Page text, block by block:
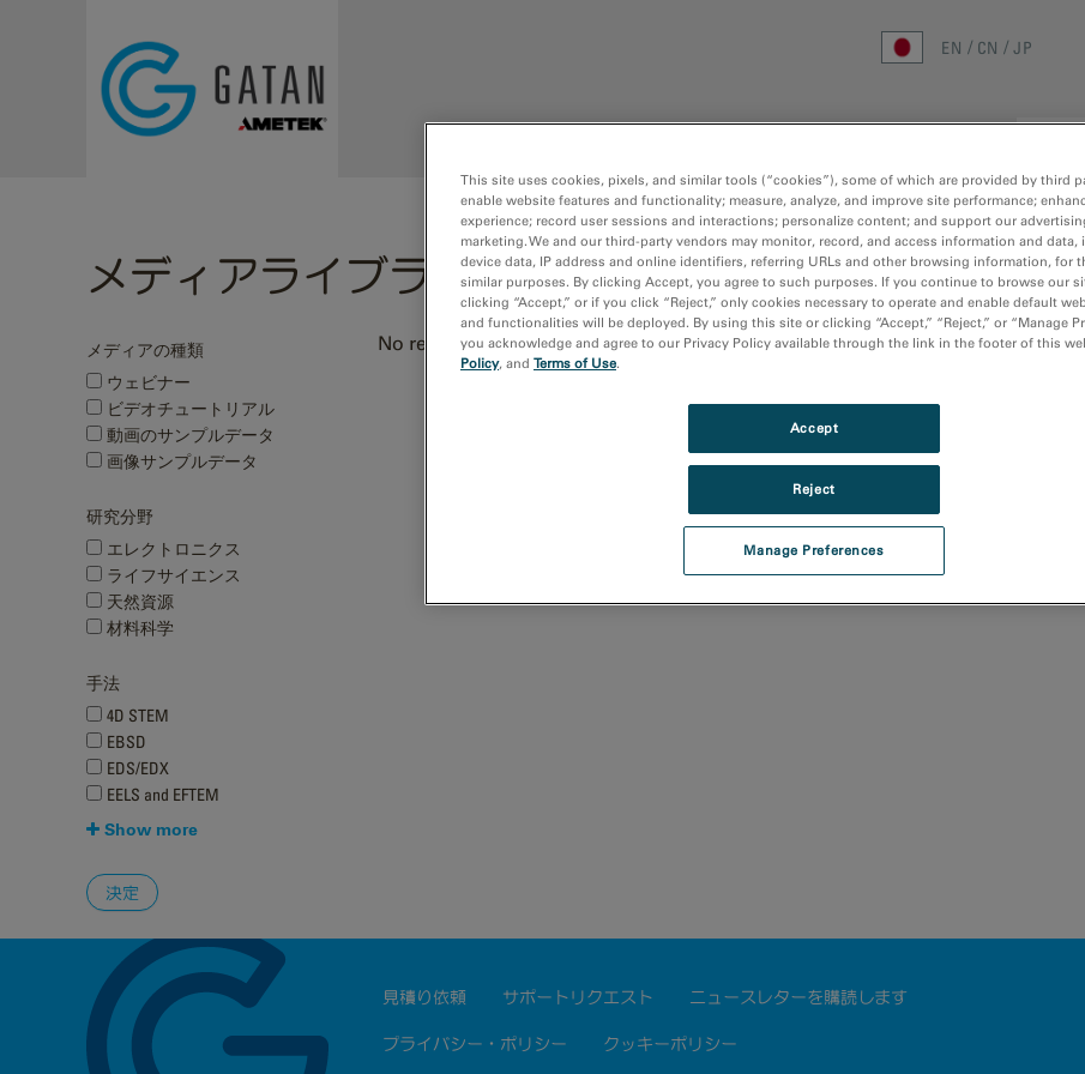
EN CN JP
メディアライブラリ
メディアの種類
ウェビナー
ビデオチュートリアル
動画のサンプルデータ
画像サンプルデータ
研究分野
エレクトロニクス
ライフサイエンス
天然資源
材料科学
手法
4D STEM
EBSD
EDS/EDX
EELS and EFTEM
Show more
No results were found
見積り依頼 サポートリクエスト ニュースレターを購読します
プライバシー・ポリシー クッキーポリシー
This site uses cookies, pixels, and similar tools (“cookies”), some of which are provided by third
enable website features and functionality; measure, analyze, and improve site performance;
experience; record user sessions and interactions; personalize content; and support our
marketing. We and our third-party vendors may monitor, record, and access information and data,
device data, IP address and online identifiers, referring URLs and other browsing information, for
similar purposes. By clicking Accept, you agree to such purposes. If you continue to browse our
clicking “Accept,” or if you click “Reject,” only cookies necessary to operate and enable default
and functionalities will be deployed. By using this site or clicking “Accept,” “Reject,” or “Manage
you acknowledge and agree to our Privacy Policy available through the link in the footer of this
Policy, and Terms of Use.
Manage Preferences
Reject
Accept